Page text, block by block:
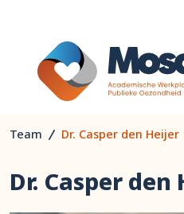
Team Dr. Casper den Heijer
Dr. Casper den